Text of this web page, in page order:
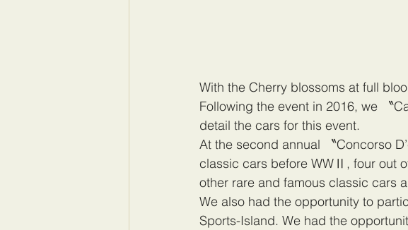
With the Cherry blossoms at full
Following the event in 2016, we 〝
detail the cars for this event.
At the second annual 〝Concorso
classic cars before WWⅡ, four out
other rare and famous classic cars
We also had the opportunity to
Sports-Island. We had the